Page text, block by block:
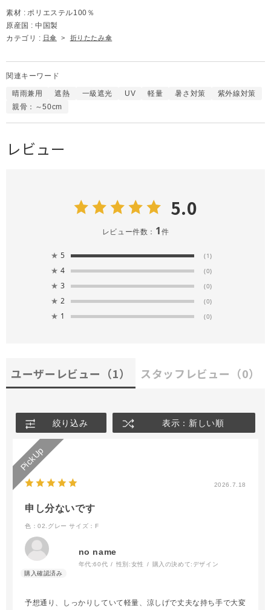
素材 : ポリエステル100％
原産国 : 中国製
カテゴリ : 日傘 > 折りたたみ傘
関連キーワード
晴雨兼用 遮熱 一級遮光 UV 軽量 暑さ対策
紫外線対策
親骨：～50cm
レビュー
5.0
レビュー件数： 1件
★ 5 (1)
★ 4 (0)
★ 3 (0)
★ 2 (0)
★ 1 (0)
ユーザーレビュー （1） スタッフレビュー （0）
絞り込み 表示：新しい順
2026.7.18
申し分ないです
色：02.グレー サイズ：F
no name
年代:60代 性別:女性 購入の決めて: デザイン
予想通り、しっかりしていて軽量、涼しげで丈夫な持ち手で大変